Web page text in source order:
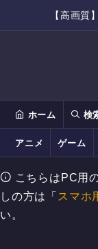
【高画質
ホーム 検
アニメ ゲーム
こちらはPC用
しの方は「 スマホ
い。